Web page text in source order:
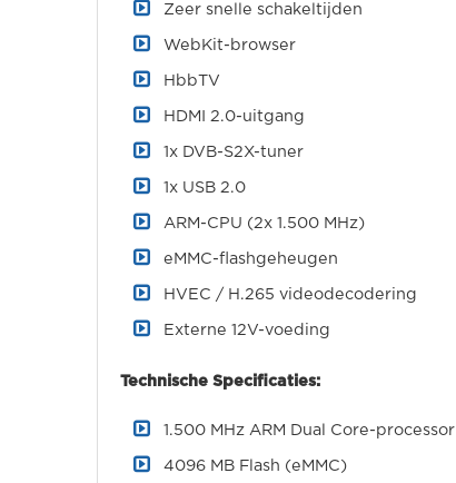
Zeer snelle schakeltijden
WebKit-browser
HbbTV
HDMI 2.0-uitgang
1x DVB-S2X-tuner
1x USB 2.0
ARM-CPU (2x 1.500 MHz)
eMMC-flashgeheugen
HVEC / H.265 videodecodering
Externe 12V-voeding
Technische Specificaties:
1.500 MHz ARM Dual Core-processor
4096 MB Flash (eMMC)